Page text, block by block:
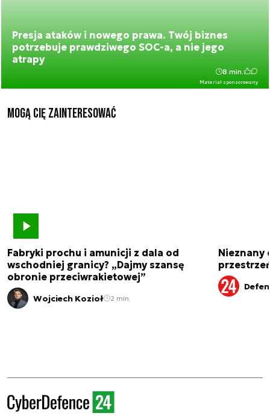
Presja ataków i nowego prawa. Twój biznes
potrzebuje prawdziwego SOC-a, a nie jego
atrapy
Materiał sponsorowany
8 min.
Mogą Cię zainteresować
Fabryki prochu i amunicji z dala od
wschodniej granicy? „Dajmy szansę
obronie przeciwrakietowej”
Wojciech Kozioł 2 min.
Nieznany